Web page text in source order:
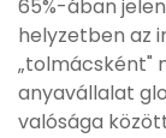
65%-ában
helyzetben az
„tolmácsként"
anyavállalat
valósága